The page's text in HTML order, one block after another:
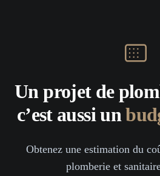
Un projet de
c’est aussi un
Obtenez une estimation du
plomberie et